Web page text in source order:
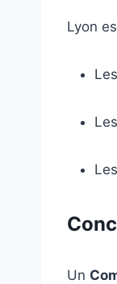
Lyon
Un